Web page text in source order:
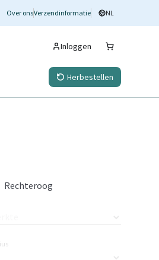
Over onsVerzendinformatie NL
Inloggen
Herbestellen
Rechteroog